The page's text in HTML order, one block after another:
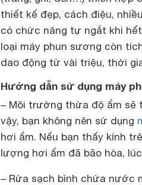
thiết kế đẹp, cách điệu,
có chức năng tự ngắt khi
loại máy phun sương còn
dao động từ vài triệu, thời
Hướng dẫn sử dụng máy
– Môi trường thừa độ ẩm sẽ
vậy, bạn không nên sử dụng
hơi ẩm. Nếu bạn thấy kính
lượng hơi ẩm đã bão hòa,
– Rửa sạch bình chứa nước